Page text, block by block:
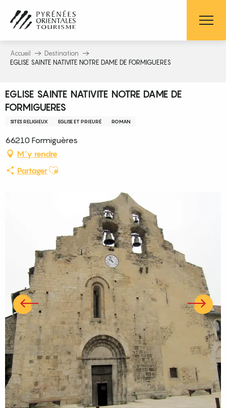
contenu
principal
Accueil
Destination
EGLISE SAINTE NATIVITE NOTRE DAME DE FORMIGUERES
EGLISE SAINTE NATIVITE NOTRE DAME DE
FORMIGUERES
SITES RELIGIEUX EGLISE ET PRIEURÉ ROMAN
66210 Formiguères
M'y rendre
PartagerAjouter aux favoris